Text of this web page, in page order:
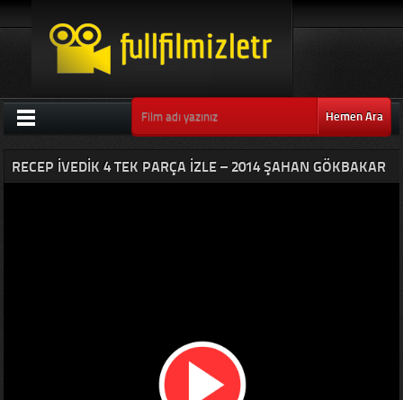
Hemen Ara
RECEP İVEDIK 4 TEK PARÇA IZLE – 2014 ŞAHAN GÖKBAKAR